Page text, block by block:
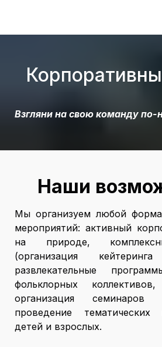
Взгляни на свою команду по-
Наши
Мы организуем любой
мероприятий: активный
на природе,
(организация
развлекательные
фольклорных
организация
проведение
детей и взрослых.